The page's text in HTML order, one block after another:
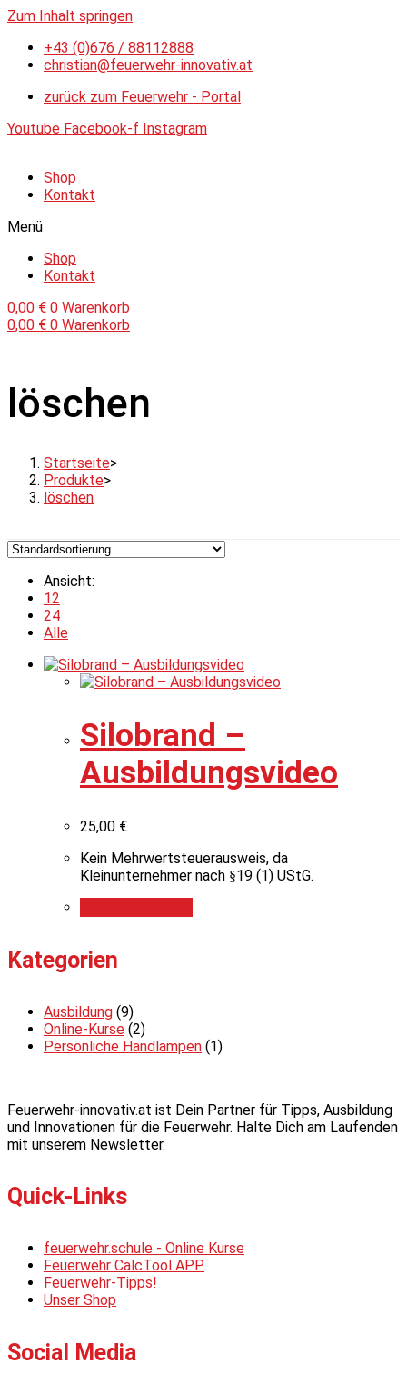
Zum Inhalt springen
+43 (0)676 / 88112888
christian@feuerwehr-innovativ.at
zurück zum Feuerwehr - Portal
Youtube Facebook-f Instagram
Shop
Kontakt
Menü
Shop
Kontakt
0,00 € 0 Warenkorb
0,00 € 0 Warenkorb
löschen
Startseite>
Produkte>
löschen
Ansicht:
12
24
Alle
Silobrand –
Ausbildungsvideo
25,00 €
Kein Mehrwertsteuerausweis, da
Kleinunternehmer nach §19 (1) UStG.
Kategorien
Ausbildung (9)
Online-Kurse (2)
Persönliche Handlampen (1)
Feuerwehr-innovativ.at ist Dein Partner für Tipps, Ausbildung
und Innovationen für die Feuerwehr. Halte Dich am Laufenden
mit unserem Newsletter.
Quick-Links
feuerwehr.schule - Online Kurse
Feuerwehr CalcTool APP
Feuerwehr-Tipps!
Unser Shop
Social Media